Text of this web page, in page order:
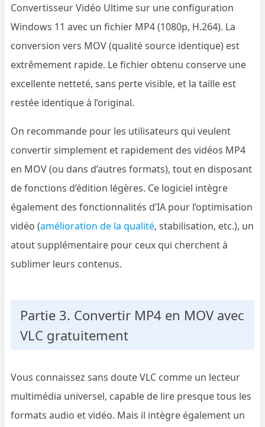
Convertisseur Vidéo Ultime sur une configuration
Windows 11 avec un fichier MP4 (1080p, H.264). La
conversion vers MOV (qualité source identique) est
extrêmement rapide. Le fichier obtenu conserve une
excellente netteté, sans perte visible, et la taille est
restée identique à l’original.
On recommande pour les utilisateurs qui veulent
convertir simplement et rapidement des vidéos MP4
en MOV (ou dans d’autres formats), tout en disposant
de fonctions d’édition légères. Ce logiciel intègre
également des fonctionnalités d’IA pour l’optimisation
vidéo (amélioration de la qualité, stabilisation, etc.), un
atout supplémentaire pour ceux qui cherchent à
sublimer leurs contenus.
Partie 3. Convertir MP4 en MOV avec
VLC gratuitement
Vous connaissez sans doute VLC comme un lecteur
multimédia universel, capable de lire presque tous les
formats audio et vidéo. Mais il intègre également un